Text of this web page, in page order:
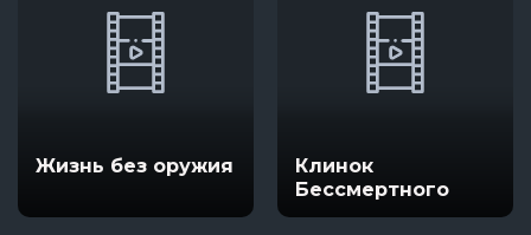
Жизнь без оружия
Клинок
Бессмертного